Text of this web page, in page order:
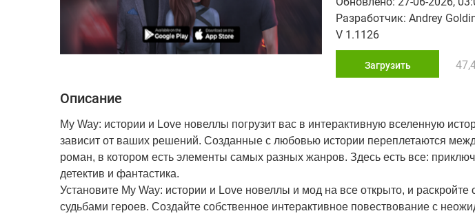
Разработчик: Andrey
V 1.1126
Загрузить
Описание
My Way: истории и Love новеллы погрузит вас в интерактивную вселенную
зависит от ваших решений. Созданные с любовью истории переплетаются
роман, в котором есть элементы самых разных жанров. Здесь есть все:
детектив и фантастика.
Установите My Way: истории и Love новеллы и мод на все открыто, и раскройте
судьбами героев. Создайте собственное интерактивное повествование с